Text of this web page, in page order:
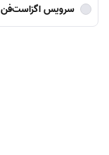
سرویس اگزاست‌فن